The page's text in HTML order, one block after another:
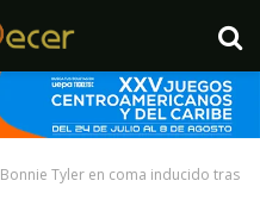
Bonnie Tyler en coma inducido tras